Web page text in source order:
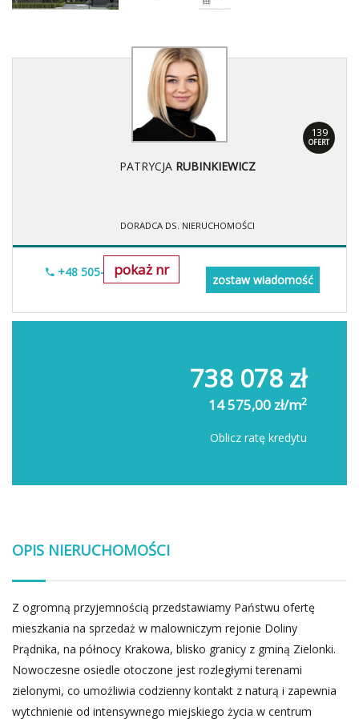
139
OFERT
PATRYCJA RUBINKIEWICZ
DORADCA DS. NIERUCHOMOŚCI
pokaż nr
+48 505-236-943
zostaw wiadomość
738 078 zł
14 575,00 zł/m2
Oblicz ratę kredytu
OPIS NIERUCHOMOŚCI
Z ogromną przyjemnością przedstawiamy Państwu ofertę
mieszkania na sprzedaż w malowniczym rejonie Doliny
Prądnika, na północy Krakowa, blisko granicy z gminą Zielonki.
Nowoczesne osiedle otoczone jest rozległymi terenami
zielonymi, co umożliwia codzienny kontakt z naturą i zapewnia
wytchnienie od intensywnego miejskiego życia w centrum